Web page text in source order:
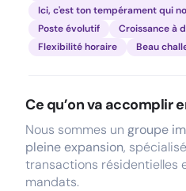
Ici, c'est ton tempérament qui
Poste évolutif
Croissance à
Flexibilité horaire
Beau
Ce qu’on va accomplir
Nous sommes un groupe
pleine expansion,
transactions résidentielles
mandats.